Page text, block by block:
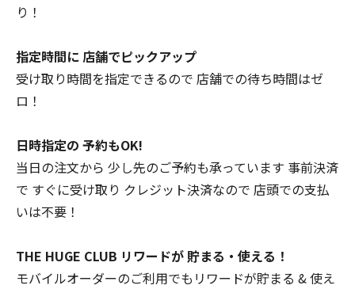
り！
指定時間に 店舗でピックアップ
受け取り時間を指定できるので 店舗での待ち時間はゼ
ロ！
日時指定の 予約もOK!
当日の注文から 少し先のご予約も承っています 事前決済
で すぐに受け取り クレジット決済なので 店頭での支払
いは不要！
THE HUGE CLUB リワードが 貯まる・使える！
モバイルオーダーのご利用でもリワードが貯まる & 使え